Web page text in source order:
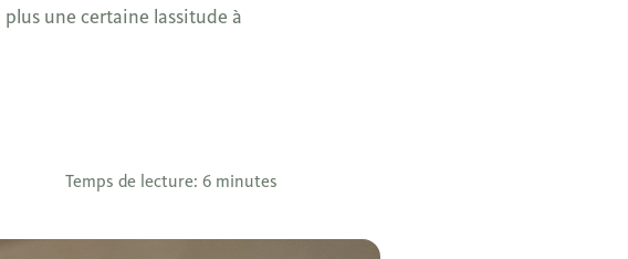
une certaine lassitude à
Temps de lecture: 6 minutes